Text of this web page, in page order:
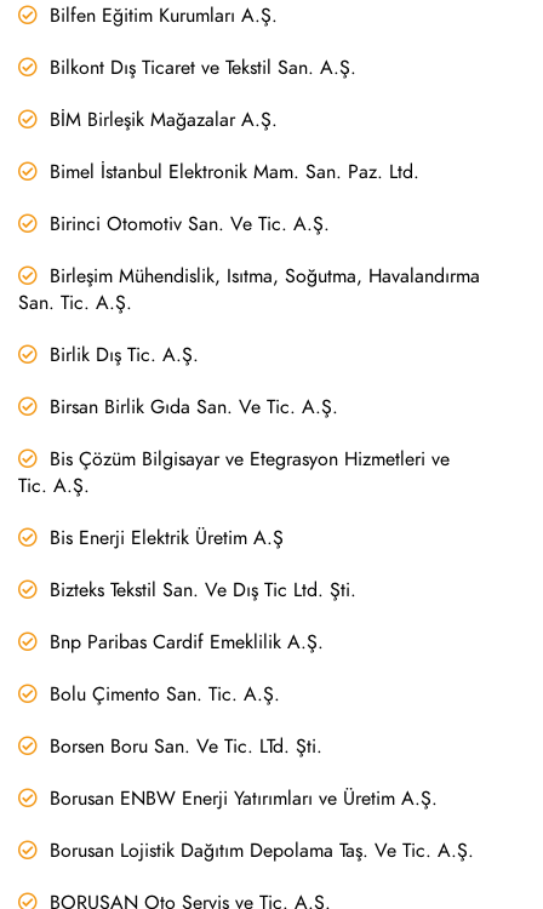
Bilfen Eğitim Kurumları A.Ş.
Bilkont Dış Ticaret ve Tekstil San. A.Ş.
BİM Birleşik Mağazalar A.Ş.
Bimel İstanbul Elektronik Mam. San. Paz. Ltd.
Birinci Otomotiv San. Ve Tic. A.Ş.
Birleşim Mühendislik, Isıtma, Soğutma, Havalandırma
San. Tic. A.Ş.
Birlik Dış Tic. A.Ş.
Birsan Birlik Gıda San. Ve Tic. A.Ş.
Bis Çözüm Bilgisayar ve Etegrasyon Hizmetleri ve
Tic. A.Ş.
Bis Enerji Elektrik Üretim A.Ş
Bizteks Tekstil San. Ve Dış Tic Ltd. Şti.
Bnp Paribas Cardif Emeklilik A.Ş.
Bolu Çimento San. Tic. A.Ş.
Borsen Boru San. Ve Tic. LTd. Şti.
Borusan ENBW Enerji Yatırımları ve Üretim A.Ş.
Borusan Lojistik Dağıtım Depolama Taş. Ve Tic. A.Ş.
BORUSAN Oto Servis ve Tic. A.Ş.